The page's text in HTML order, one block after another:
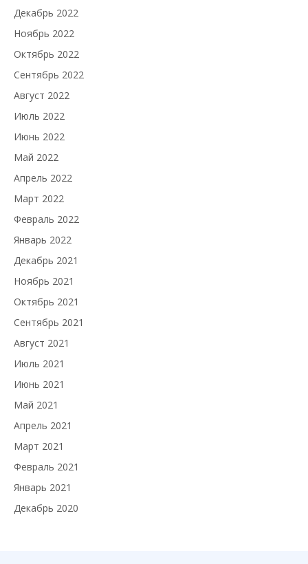
Декабрь 2022
Ноябрь 2022
Октябрь 2022
Сентябрь 2022
Август 2022
Июль 2022
Июнь 2022
Май 2022
Апрель 2022
Март 2022
Февраль 2022
Январь 2022
Декабрь 2021
Ноябрь 2021
Октябрь 2021
Сентябрь 2021
Август 2021
Июль 2021
Июнь 2021
Май 2021
Апрель 2021
Март 2021
Февраль 2021
Январь 2021
Декабрь 2020